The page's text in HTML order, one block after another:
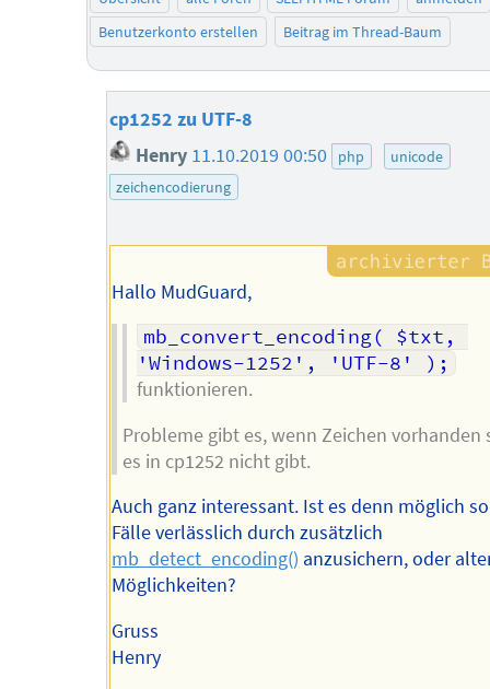
Benutzerkonto erstellen
Beitrag im Thread-Baum
cp1252 zu UTF-8
Henry 11.10.2019 00:50 php
unicode
zeichencodierung
Hallo MudGuard,
mb_convert_encoding( $txt,
'Windows-1252', 'UTF-8' );
funktionieren.
Probleme gibt es, wenn Zeichen vorhanden
es in cp1252 nicht gibt.
Auch ganz interessant. Ist es denn möglich
Fälle verlässlich durch zusätzlich
mb_detect_encoding() anzusichern, oder
Möglichkeiten?
Gruss
Henry